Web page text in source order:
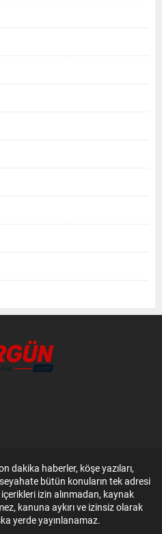
dakika haberler, köşe yazıları,
bütün konuların tek adresi
izin alınmadan, kaynak
kanuna aykırı ve izinsiz olarak
yerde yayınlanamaz.